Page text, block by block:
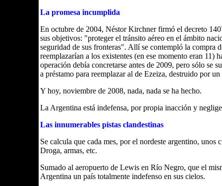
La promesa incumplida
En octubre de 2004, Néstor Kirchner firmó el decreto
sus objetivos: "proteger el tránsito aéreo en el ámbito
seguridad de sus fronteras". Allí se contempló la compra
reemplazarían a los existentes (en ese momento eran
operación debía concretarse antes de 2009, pero sólo se
a préstamo para reemplazar al de Ezeiza, destruido por
Y hoy, noviembre de 2008, nada, nada se ha hecho.
La Argentina está indefensa, por propia inacción y
Las innumerables pistas clandestinas
Se calcula que cada mes, por el nordeste argentino,
Droga, armas, etc.
Sumado al aeropuerto de Lewis en Río Negro, que el
Argentina un país totalmente indefenso en sus cielos.